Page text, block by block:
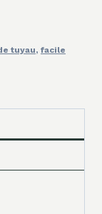
tuyau, facile